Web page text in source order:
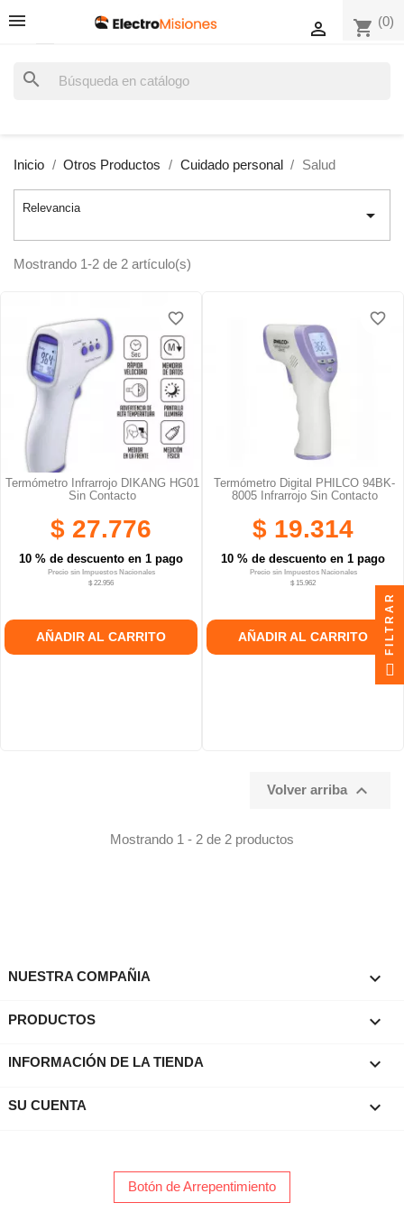
shopping_cart (0)

search
Inicio Otros Productos Cuidado personal Salud
Relevancia 
Mostrando 1-2 de 2 artículo(s)
Termómetro Infrarrojo DIKANG HG01
Sin Contacto
$ 27.776
10 % de descuento en 1 pago
Precio sin Impuestos Nacionales
$ 22.956
AÑADIR AL CARRITO
favorite_border
favorite_border
Termómetro Digital PHILCO 94BK-
8005 Infrarrojo Sin Contacto
$ 19.314
10 % de descuento en 1 pago
Precio sin Impuestos Nacionales
$ 15.962
AÑADIR AL CARRITO
favorite_border
favorite_border
Volver arriba 
Mostrando 1 - 2 de 2 productos
NUESTRA COMPAÑIA 
PRODUCTOS 
INFORMACIÓN DE LA TIENDA keyboard_arrow_down
SU CUENTA 
Botón de Arrepentimiento
FILTRAR